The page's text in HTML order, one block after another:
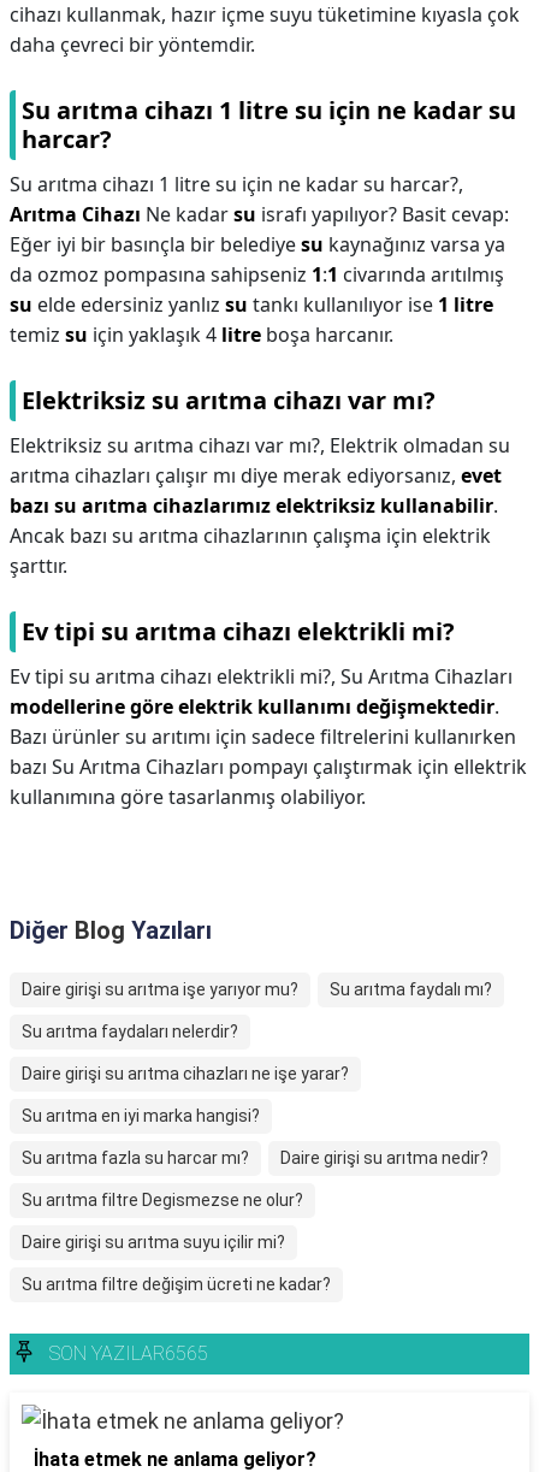
cihazı kullanmak, hazır içme suyu tüketimine kıyasla çok
daha çevreci bir yöntemdir.
Su arıtma cihazı 1 litre su için ne kadar su
harcar?
Su arıtma cihazı 1 litre su için ne kadar su harcar?,
Arıtma Cihazı Ne kadarsu israfı yapılıyor? Basit cevap:
Eğer iyi bir basınçla bir belediyesu kaynağınız varsa ya
da ozmoz pompasına sahipseniz 1:1 civarında arıtılmış
su elde edersiniz yanlız su tankı kullanılıyor ise 1 litre
temiz su için yaklaşık 4 litre boşa harcanır.
Elektriksiz su arıtma cihazı var mı?
Elektriksiz su arıtma cihazı var mı?, Elektrik olmadan su
arıtma cihazları çalışır mı diye merak ediyorsanız, evet
bazı su arıtma cihazlarımız elektriksiz kullanabilir.
Ancak bazı su arıtma cihazlarının çalışma için elektrik
şarttır.
Ev tipi su arıtma cihazı elektrikli mi?
Ev tipi su arıtma cihazı elektrikli mi?, Su Arıtma Cihazları
modellerine göre elektrik kullanımı değişmektedir.
Bazı ürünler su arıtımı için sadece filtrelerini kullanırken
bazı Su Arıtma Cihazları pompayı çalıştırmak için ellektrik
kullanımına göre tasarlanmış olabiliyor.
Diğer Blog Yazıları
Daire girişi su arıtma işe yarıyor mu? Su arıtma faydalı mı?
Su arıtma faydaları nelerdir?
Daire girişi su arıtma cihazları ne işe yarar?
Su arıtma en iyi marka hangisi?
Su arıtma fazla su harcar mı? Daire girişi su arıtma nedir?
Su arıtma filtre Degismezse ne olur?
Daire girişi su arıtma suyu içilir mi?
Su arıtma filtre değişim ücreti ne kadar?
SON YAZILAR6565
İhata etmek ne anlama geliyor?